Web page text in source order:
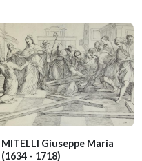
MITELLI Giuseppe Maria
(1634 - 1718)